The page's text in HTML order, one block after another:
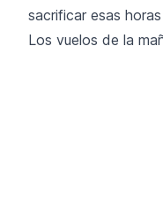
sacrificar esas
Los vuelos de la